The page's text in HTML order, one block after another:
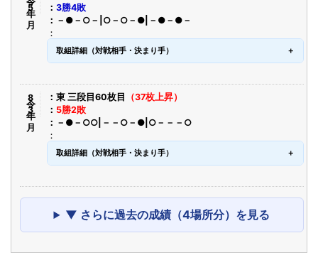
3勝4敗
－●－○－|○－○－●|－●－●－
取組詳細（対戦相手・決まり手）
令8年3月 東 三段目60枚目
（37枚上昇）
5勝2敗
－●－○○|－－○－●|○－－－○
取組詳細（対戦相手・決まり手）
▼ さらに過去の成績（4場所分）を見る